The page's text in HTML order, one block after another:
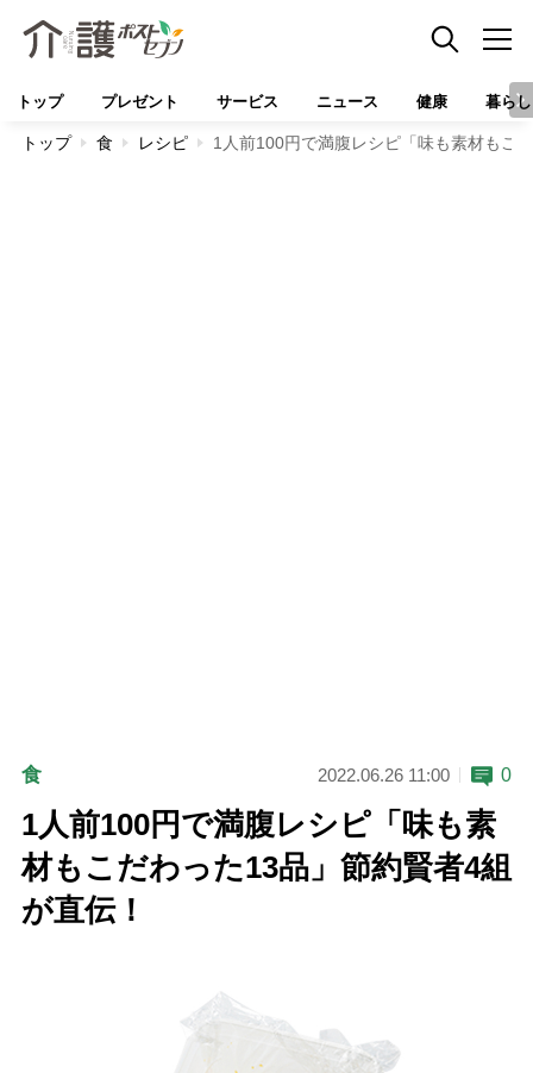
トップ プレゼント サービス ニュース 健康 暮らし
トップ 食 レシピ 1人前100円で満腹レシピ「味も素材もこ
食 2022.06.26 11:00 0
1人前100円で満腹レシピ「味も素
材もこだわった13品」節約賢者4組
が直伝！